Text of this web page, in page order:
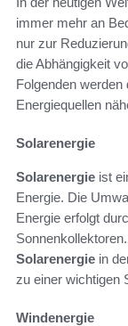
immer mehr an
nur zur
die Abhängigkeit
Folgenden
Energiequellen
Solarenergie
Solarenergie ist
Energie. Die
Energie erfolgt
Solarenergie in
zu einer wichtigen
Windenergie